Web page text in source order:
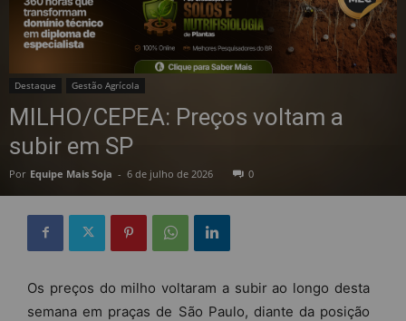
Destaque Gestão Agrícola
MILHO/CEPEA: Preços voltam a
subir em SP
Por Equipe Mais Soja - 6 de julho de 2026 0
Os preços do milho voltaram a subir ao longo desta
semana em praças de São Paulo, diante da posição